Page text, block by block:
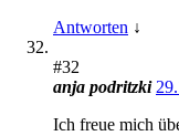
Antworten ↓
#32
anja podritzki
Ich freue mich